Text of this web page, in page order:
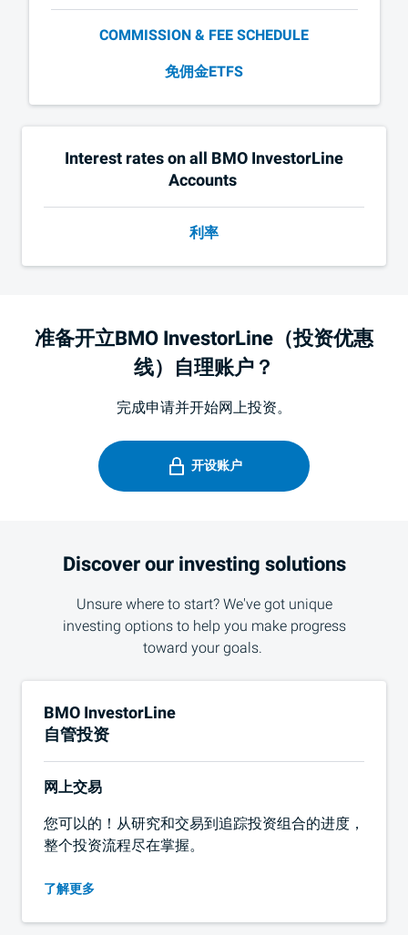
COMMISSION & FEE SCHEDULE
免佣金ETFS
Interest rates on all BMOInvestorLine
Accounts
利率
准备开立BMO InvestorLine（投资优惠
线）自理账户？
完成申请并开始网上投资。
开设账户
Discover our investing solutions
Unsure where to start? We've got unique
investing options to help you make progress
toward your goals.
BMO InvestorLine
自管投资
网上交易
您可以的！从研究和交易到追踪投资组合的进度，
整个投资流程尽在掌握。
了解更多